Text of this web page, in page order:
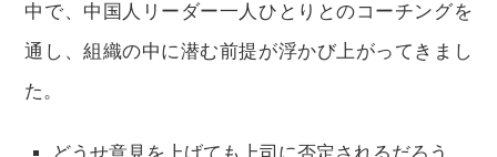
中で、中国人リーダー一人ひとりとのコーチングを
通し、組織の中に潜む前提が浮かび上がってきまし
た。